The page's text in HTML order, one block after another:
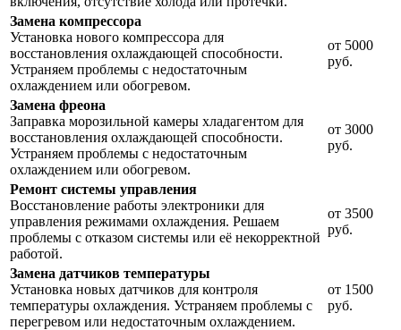
Замена компрессора
Установка нового компрессора для
восстановления охлаждающей способности.
Устраняем проблемы с недостаточным
охлаждением или обогревом.
от 5000
руб.
Замена фреона
Заправка морозильной камеры хладагентом для
восстановления охлаждающей способности.
Устраняем проблемы с недостаточным
охлаждением или обогревом.
от 3000
руб.
Ремонт системы управления
Восстановление работы электроники для
управления режимами охлаждения. Решаем
проблемы с отказом системы или её некорректной
работой.
от 3500
руб.
Замена датчиков температуры
Установка новых датчиков для контроля
температуры охлаждения. Устраняем проблемы с
перегревом или недостаточным охлаждением.
от 1500
руб.